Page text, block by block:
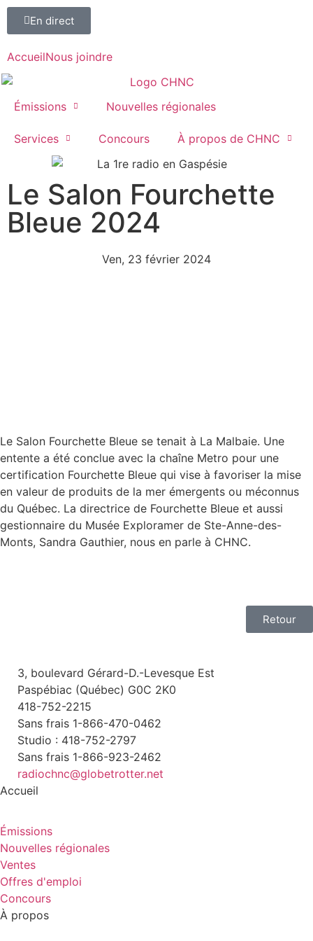
En direct
AccueilNous joindre
Émissions Nouvelles régionales
Services Concours À propos de CHNC
107,1
Paspébiac
Le Salon Fourchette
Bleue 2024
Ven, 23 février 2024
Le Salon Fourchette Bleue se tenait à La Malbaie. Une
entente a été conclue avec la chaîne Metro pour une
certification Fourchette Bleue qui vise à favoriser la mise
en valeur de produits de la mer émergents ou méconnus
du Québec. La directrice de Fourchette Bleue et aussi
gestionnaire du Musée Exploramer de Ste-Anne-des-
Monts, Sandra Gauthier, nous en parle à CHNC.
Retour
3, boulevard Gérard-D.-Levesque Est
Paspébiac (Québec) G0C 2K0
418-752-2215
Sans frais 1-866-470-0462
Studio : 418-752-2797
Sans frais 1-866-923-2462
radiochnc@globetrotter.net
Accueil
Émissions
Nouvelles régionales
Ventes
Offres d'emploi
Concours
À propos